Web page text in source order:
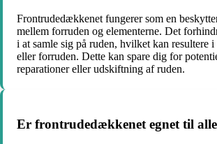
Frontrudedækkenet fungerer som en
mellem forruden og elementerne. Det
i at samle sig på ruden, hvilket kan resultere i
eller forruden. Dette kan spare dig for
reparationer eller udskiftning af ruden.
Er frontrudedækkenet egnet til